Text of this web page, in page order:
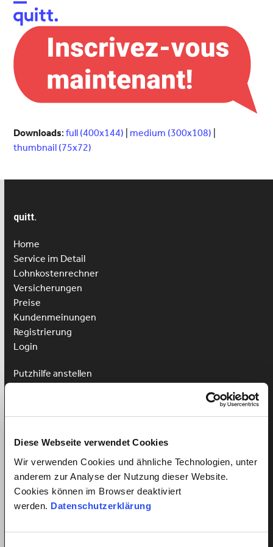
Diese Webseite verwendet Cookies
Wir verwenden Cookies und ähnliche Technologien, unter
anderem zur Analyse der Nutzung dieser Website.
Cookies können im Browser deaktiviert
werden. Datenschutzerklärung
Open
mobile
menu
Close
mobile
menu
Downloads:full (400x144) medium (300x108)
thumbnail (75x72)
quitt.
Home
Service im Detail
Lohnkostenrechner
Versicherungen
Preise
Kundenmeinungen
Registrierung
Login
Putzhilfe anstellen
Arbeitnehmer Registrierung
Arbeitnehmer Login
Sprachkurs gewinnen